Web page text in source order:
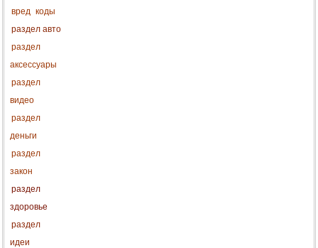
вред коды
раздел авто
раздел
аксессуары
раздел
видео
раздел
деньги
раздел
закон
раздел
здоровье
раздел
идеи